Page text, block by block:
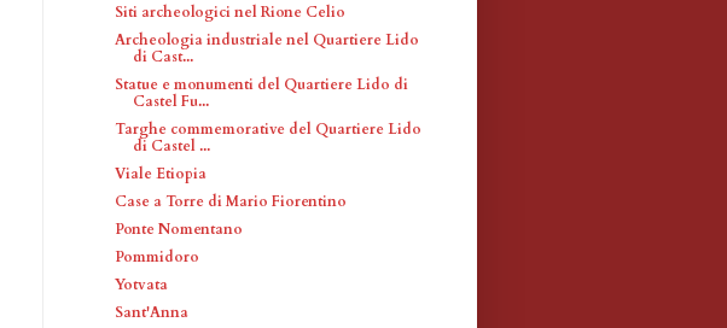
Siti archeologici nel Rione Celio
Archeologia industriale nel Quartiere Lido
di Cast...
Statue e monumenti del Quartiere Lido di
Castel Fu...
Targhe commemorative del Quartiere Lido
di Castel ...
Viale Etiopia
Case a Torre di Mario Fiorentino
Ponte Nomentano
Pommidoro
Yotvata
Sant'Anna